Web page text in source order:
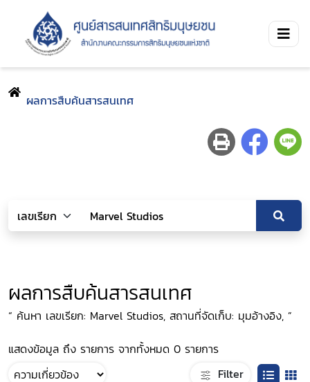
ผลการสืบค้นสารสนเทศ
ผลการสืบค้นสารสนเทศ
“ ค้นหา เลขเรียก: Marvel Studios, สถานที่จัดเก็บ: มุมอ้างอิง, ”
แสดงข้อมูล ถึง รายการ จากทั้งหมด 0 รายการ
Filter